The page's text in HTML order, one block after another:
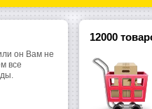
он Вам не
все
12000